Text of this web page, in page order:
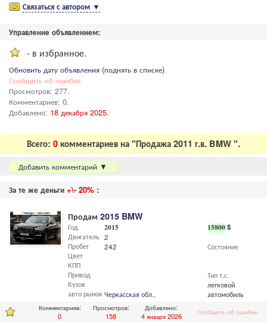
Связаться с автором ▼
Управление объявлением:
- в избранное.
Обновить дату объявления (поднять в списке)
Сообщить об ошибке
Просмотров: 277.
Комментариев: 0.
Добавлено: 18 декабря 2025.
Всего: 0 комментариев на "Продажа 2011 г.в. BMW ".
Добавить комментарий ▼
За те же деньги +\- 20% :
Продам 2015 BMW
15800$
Состояние
Тип т.с.
легковой
автомобиль
Год
Двигатель
Пробег
Цвет
КПП
Привод
Кузов
авто рынок
2015
2
242
Черкасская обл.,
Комментариев:
0
Просмотров:
158
Добавлено:
4 января 2026
Сообщить об ошибке